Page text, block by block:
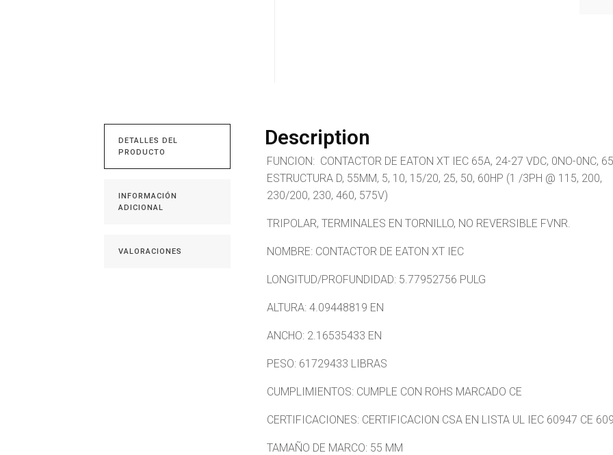
DETALLES DEL
PRODUCTO
INFORMACIÓN
ADICIONAL
VALORACIONES
Description
FUNCION: CONTACTOR DE EATON XT IEC 65A, 24-27 VDC, 0NO-0NC,
ESTRUCTURA D, 55MM, 5, 10, 15/20, 25, 50, 60HP (1 /3PH @ 115, 200,
230/200, 230, 460, 575V)
TRIPOLAR, TERMINALES EN TORNILLO, NO REVERSIBLE FVNR.
NOMBRE: CONTACTOR DE EATON XT IEC
LONGITUD/PROFUNDIDAD: 5.77952756 PULG
ALTURA: 4.09448819 EN
ANCHO: 2.16535433 EN
PESO: 61729433 LIBRAS
CUMPLIMIENTOS: CUMPLE CON ROHS MARCADO CE
CERTIFICACIONES: CERTIFICACION CSA EN LISTA UL IEC 60947 CE
TAMAÑO DE MARCO: 55 MM